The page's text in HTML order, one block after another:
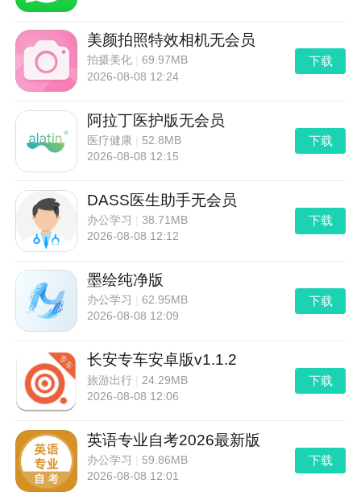
美颜拍照特效相机无会员
拍摄美化 |69.97MB
2026-08-08 12:24
下载
阿拉丁医护版无会员
医疗健康
52.8MB
2026-08-08 12:15
下载
DASS医生助手无会员
办公学习 |38.71MB
2026-08-08 12:12
下载
墨绘纯净版
办公学习 |62.95MB
2026-08-08 12:09
下载
长安专车安卓版v1.1.2
旅游出行
24.29MB
2026-08-08 12:06
下载
英语专业自考2026最新版
办公学习
59.86MB
2026-08-08 12:01
下载